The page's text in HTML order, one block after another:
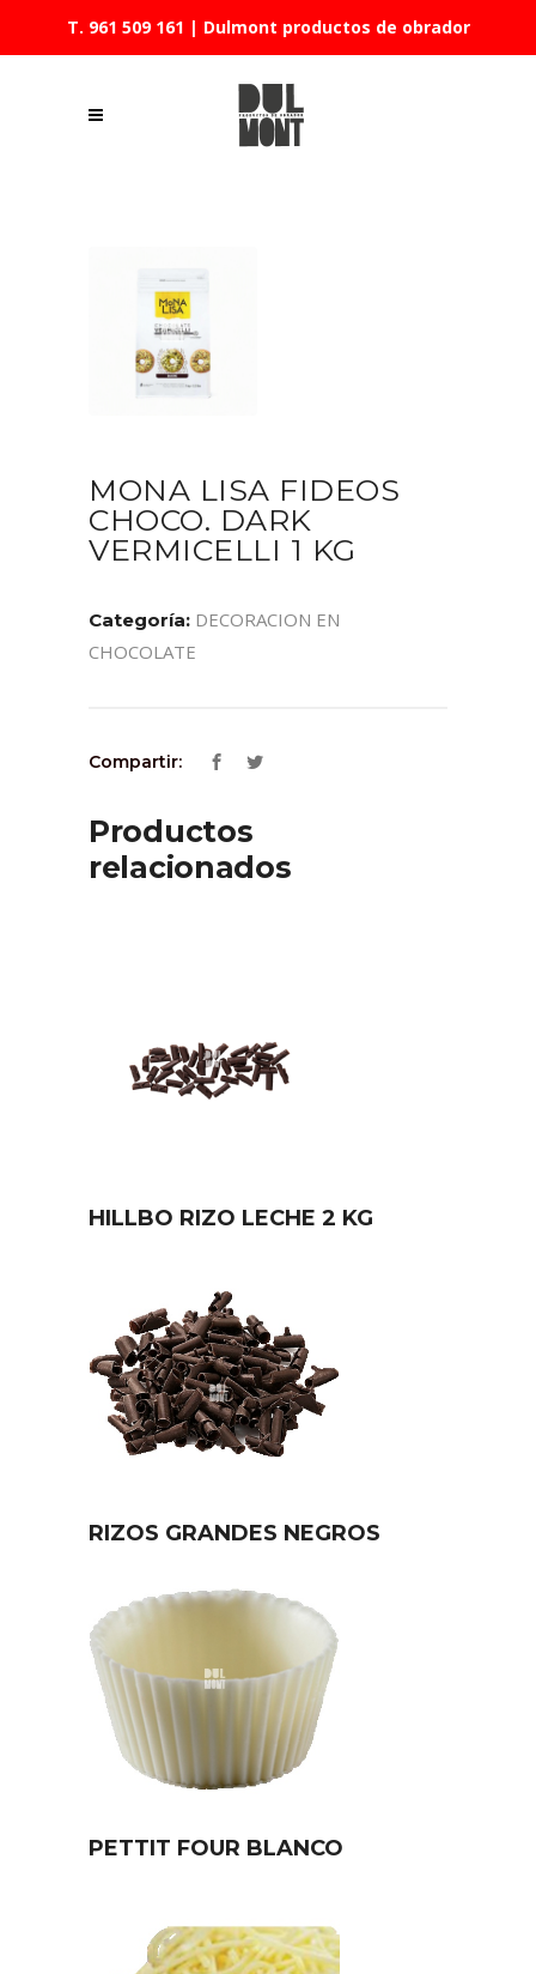
T. 961 509 161 | Dulmont productos de obrador
MONA LISA FIDEOS
CHOCO. DARK
VERMICELLI 1 KG
Categoría: DECORACION EN
CHOCOLATE
Compartir:
Productos
relacionados
HILLBO RIZO LECHE 2 KG
RIZOS GRANDES NEGROS
PETTIT FOUR BLANCO